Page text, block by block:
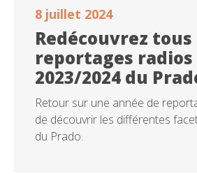
8 juillet 2024
Redécouvrez tous
reportages radios
2023/2024 du
Retour sur une année de
de découvrir les différentes
du Prado.